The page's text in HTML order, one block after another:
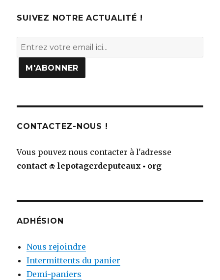
SUIVEZ NOTRE ACTUALITÉ !
CONTACTEZ-NOUS !
Vous pouvez nous contacter à l'adresse
contact
lepotagerdeputeaux org
ADHÉSION
Nous rejoindre
Intermittents du panier
Demi-paniers